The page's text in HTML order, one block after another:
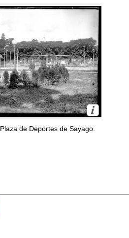
Plaza de Deportes de Sayago.